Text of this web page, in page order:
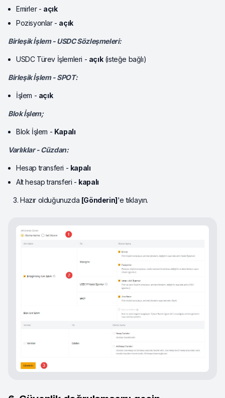
Emirler - açık
Pozisyonlar - açık
Birleşik İşlem - USDC Sözleşmeleri:
USDC Türev İşlemleri - açık(isteğe bağlı)
Birleşik İşlem - SPOT:
İşlem - açık
Blok İşlem;
Blok İşlem - Kapalı
Varlıklar - Cüzdan:
Hesap transferi - kapalı
Alt hesap transferi - kapalı
Hazır olduğunuzda [Gönderin]'e tıklayın.